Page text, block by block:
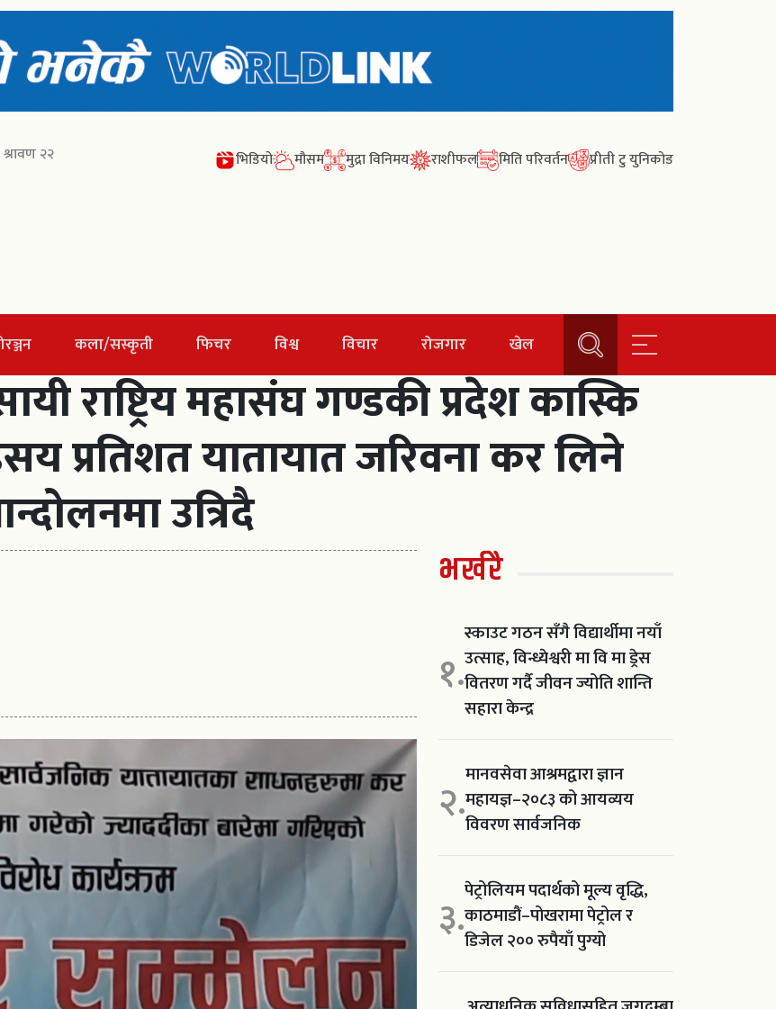
२२ भिडियो मौसम मुद्रा विनिमय राशीफल मिति परिवर्तन प्रीती टु युनिकोड
कला/सस्कृती फिचर विश्व विचार रोजगार खेल
राष्ट्रिय महासंघ गण्डकी प्रदेश कास्कि
प्रतिशत यातायात जरिवना कर लिने
उत्रिदै
भर्खरै
१.
स्काउट गठन सँगै विद्यार्थीमा नयाँ
उत्साह, विन्ध्येश्वरी मा वि मा ड्रेस
वितरण गर्दै जीवन ज्योति शान्ति
सहारा केन्द्र
२.मानवसेवा आश्रमद्वारा ज्ञान
महायज्ञ–२०८३ को आयव्यय
विवरण सार्वजनिक
३.पेट्रोलियम पदार्थको मूल्य वृद्धि,
काठमाडौं–पोखरामा पेट्रोल र
डिजेल २०० रुपैयाँ पुग्यो